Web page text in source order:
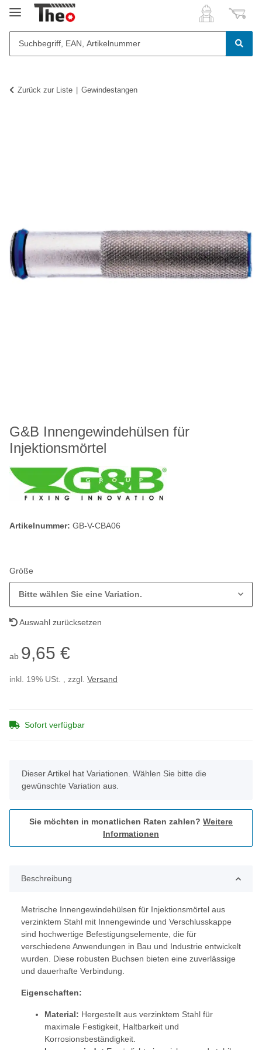
Zurück zur Liste Gewindestangen
G&B Innengewindehülsen für
Injektionsmörtel
Artikelnummer: GB-V-CBA06
Größe
Bitte wählen Sie eine Variation.
Auswahl zurücksetzen
ab 9,65 €
inkl. 19% USt. , zzgl. Versand
Sofort verfügbar
x
Dieser Artikel hat Variationen. Wählen Sie bitte die
gewünschte Variation aus.
Sie möchten in monatlichen Raten zahlen? Weitere
Informationen
Beschreibung
Metrische Innengewindehülsen für Injektionsmörtel aus
verzinktem Stahl mit Innengewinde und Verschlusskappe
sind hochwertige Befestigungselemente, die für
verschiedene Anwendungen in Bau und Industrie entwickelt
wurden. Diese robusten Buchsen bieten eine zuverlässige
und dauerhafte Verbindung.
Eigenschaften:
Material: Hergestellt aus verzinktem Stahl für
maximale Festigkeit, Haltbarkeit und
Korrosionsbeständigkeit.